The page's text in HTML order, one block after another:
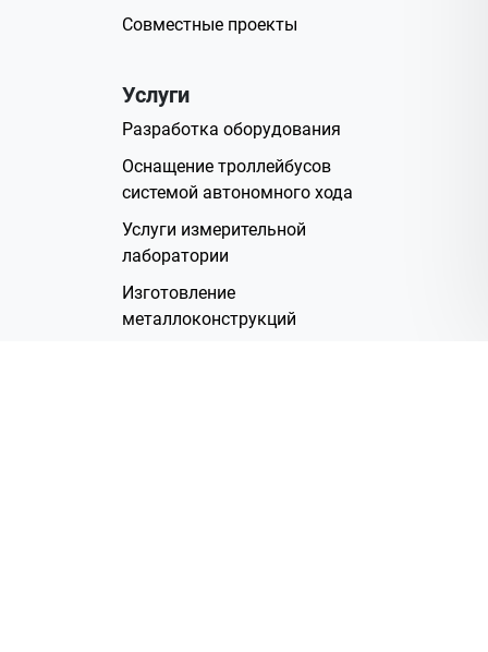
Совместные проекты
Услуги
Разработка оборудования
Оснащение троллейбусов
системой автономного хода
Услуги измерительной
лаборатории
Изготовление
металлоконструкций